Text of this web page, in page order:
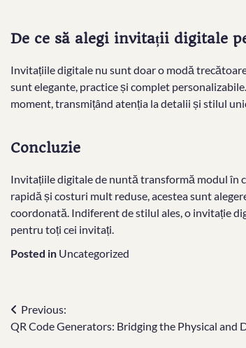
De ce să alegi invitații digitale
Invitațiile digitale nu sunt doar o modă
sunt elegante, practice și complet
moment, transmițând atenția la detalii și stilul
Concluzie
Invitațiile digitale de nuntă transformă modul în
rapidă și costuri mult reduse, acestea sunt
coordonată. Indiferent de stilul ales, o invitație
pentru toți cei invitați.
Posted in Uncategorized
Post
navigation
Previous:
QR Code Generators: Bridging the Physical and